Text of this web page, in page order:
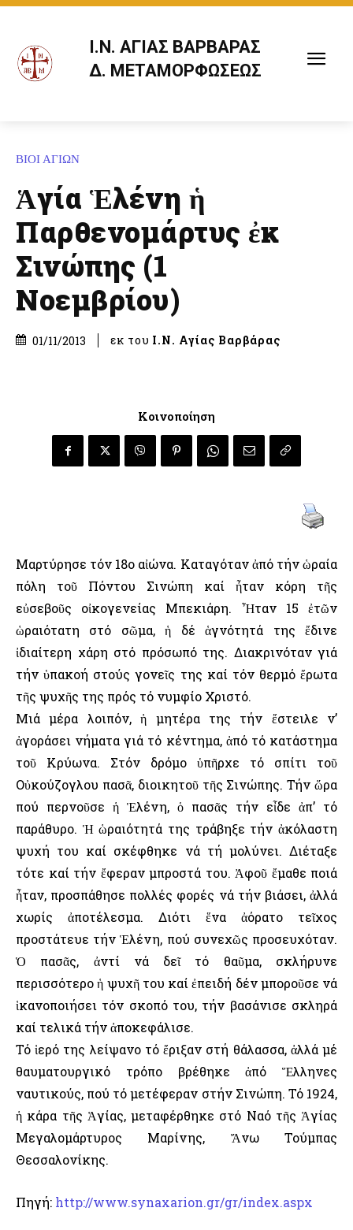
Ι.Ν. ΑΓΙΑΣ ΒΑΡΒΑΡΑΣ
Δ. ΜΕΤΑΜΟΡΦΩΣΕΩΣ
ΒΙΟΙ ΑΓΙΩΝ
Ἁγία Ἑλένη ἡ
Παρθενομάρτυς ἐκ
Σινώπης (1
Νοεμβρίου)
01/11/2013 εκ του Ι.Ν. Αγίας Βαρβάρας
Κοινοποίηση
Μαρτύρησε τόν 18ο αἰώνα. Καταγόταν ἀπό τήν ὡραία
πόλη τοῦ Πόντου Σινώπη καί ἦταν κόρη τῆς
εὐσεβοῦς οἰκογενείας Μπεκιάρη. Ἦταν 15 ἐτῶν
ὡραιότατη στό σῶμα, ἡ δέ ἁγνότητά της ἔδινε
ἰδιαίτερη χάρη στό πρόσωπό της. Διακρινόταν γιά
τήν ὑπακοή στούς γονεῖς της καί τόν θερμό ἔρωτα
τῆς ψυχῆς της πρός τό νυμφίο Χριστό.
Μιά μέρα λοιπόν, ἡ μητέρα της τήν ἔστειλε ν’
ἀγοράσει νήματα γιά τό κέντημα, ἀπό τό κατάστημα
τοῦ Κρύωνα. Στόν δρόμο ὑπῆρχε τό σπίτι τοῦ
Οὐκούζογλου πασᾶ, διοικητοῦ τῆς Σινώπης. Τήν ὥρα
πού περνοῦσε ἡ Ἑλένη, ὁ πασᾶς τήν εἶδε ἀπ’ τό
παράθυρο. Ἡ ὡραιότητά της τράβηξε τήν ἀκόλαστη
ψυχή του καί σκέφθηκε νά τή μολύνει. Διέταξε
τότε καί τήν ἔφεραν μπροστά του. Ἀφοῦ ἔμαθε ποιά
ἦταν, προσπάθησε πολλές φορές νά τήν βιάσει, ἀλλά
χωρίς ἀποτέλεσμα. Διότι ἕνα ἀόρατο τεῖχος
προστάτευε τήν Ἑλένη, πού συνεχῶς προσευχόταν.
Ὁ πασᾶς, ἀντί νά δεῖ τό θαῦμα, σκλήρυνε
περισσότερο ἡ ψυχῆ του καί ἐπειδή δέν μποροῦσε νά
ἱκανοποιήσει τόν σκοπό του, τήν βασάνισε σκληρά
καί τελικά τήν ἀποκεφάλισε.
Τό ἱερό της λείψανο τό ἔριξαν στή θάλασσα, ἀλλά μέ
θαυματουργικό τρόπο βρέθηκε ἀπό Ἕλληνες
ναυτικούς, πού τό μετέφεραν στήν Σινώπη. Τό 1924,
ἡ κάρα τῆς Ἁγίας, μεταφέρθηκε στό Ναό τῆς Ἁγίας
Μεγαλομάρτυρος Μαρίνης, Ἄνω Τούμπας
Θεσσαλονίκης.
Πηγή: http://www.synaxarion.gr/gr/index.aspx